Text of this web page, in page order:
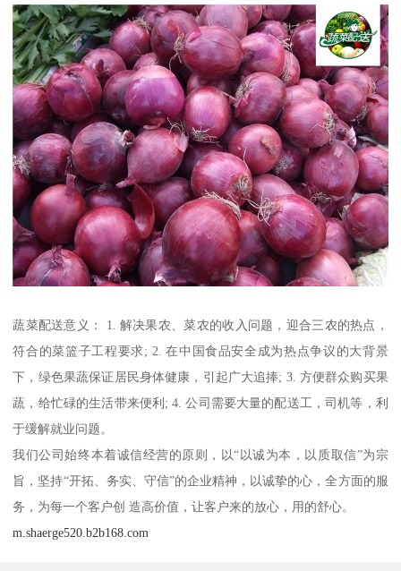
蔬菜配送意义： 1. 解决果农、菜农的收入问题，迎合三农的热点，
符合的菜篮子工程要求; 2. 在中国食品安全成为热点争议的大背景
下，绿色果蔬保证居民身体健康，引起广大追捧; 3. 方便群众购买果
蔬，给忙碌的生活带来便利; 4. 公司需要大量的配送工，司机等，利
于缓解就业问题。
我们公司始终本着诚信经营的原则，以“以诚为本，以质取信”为宗
旨，坚持“开拓、务实、守信”的企业精神，以诚挚的心，全方面的服
务，为每一个客户创 造高价值，让客户来的放心，用的舒心。
m.shaerge520.b2b168.com